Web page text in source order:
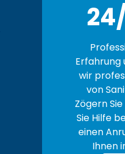
Erfahrung
wir
von
Zögern
Sie Hilfe
einen
Ihnen